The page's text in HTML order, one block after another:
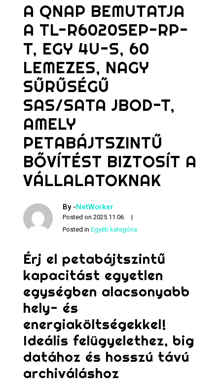
A QNAP BEMUTATJA
A TL-R6020SEP-RP-
T, EGY 4U-S, 60
LEMEZES, NAGY
SŰRŰSÉGŰ
SAS/SATA JBOD-T,
AMELY
PETABÁJTSZINTŰ
BŐVÍTÉST BIZTOSÍT A
VÁLLALATOKNAK
By -NetWorker
Posted on2025.11.06.
Posted inEgyéb kategória
Érj el petabájtszintű
kapacitást egyetlen
egységben alacsonyabb
hely- és
energiaköltségekkel!
Ideális felügyelethez, big
datához és hosszú távú
archiváláshoz